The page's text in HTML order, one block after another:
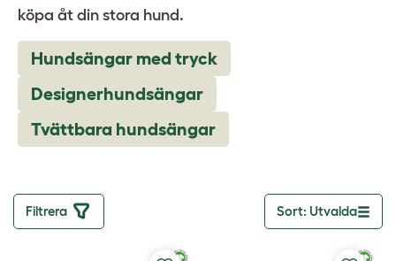
köpa åt din stora hund.
Hundsängar med tryck
Designerhundsängar
Tvättbara hundsängar
Filtrera Sort: Utvalda
Toggle